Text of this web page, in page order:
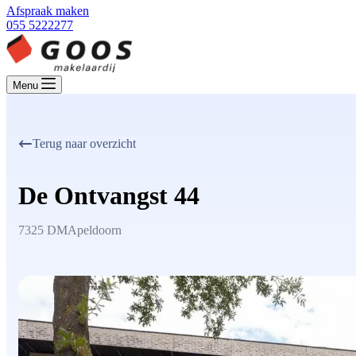
Afspraak maken
055 5222277
Menu
Terug naar overzicht
De Ontvangst 44
7325 DMApeldoorn